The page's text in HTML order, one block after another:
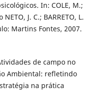
In: COLE, M.;
J. C.; BARRETO, L.
Martins Fontes, 2007.
de campo no
Ambiental: refletindo
na prática